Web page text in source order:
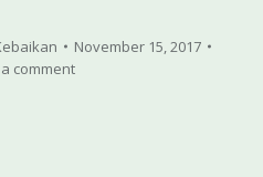
November 15, 2017
comment